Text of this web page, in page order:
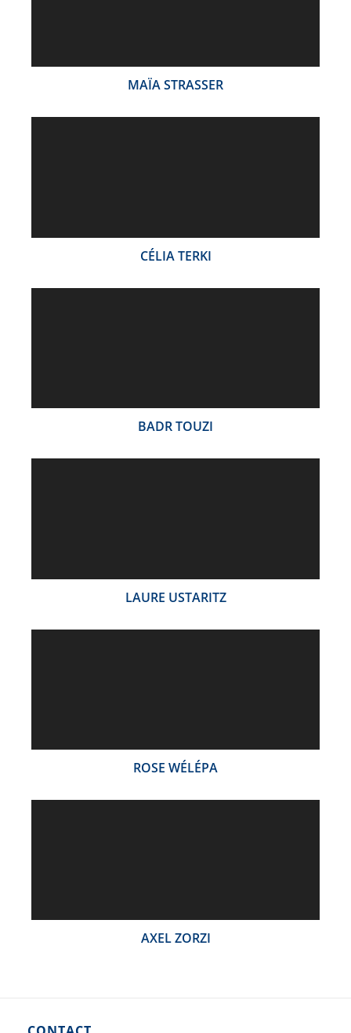
MAÏA STRASSER
CÉLIA TERKI
BADR TOUZI
LAURE USTARITZ
ROSE WÉLÉPA
AXEL ZORZI